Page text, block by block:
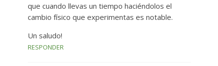
que cuando llevas un tiempo haciéndolos el
cambio físico que experimentas es notable.
Un saludo!
RESPONDER